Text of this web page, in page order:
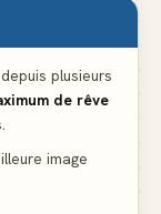
cuisine ▲ 5
du football
plusieurs
de rêve
image